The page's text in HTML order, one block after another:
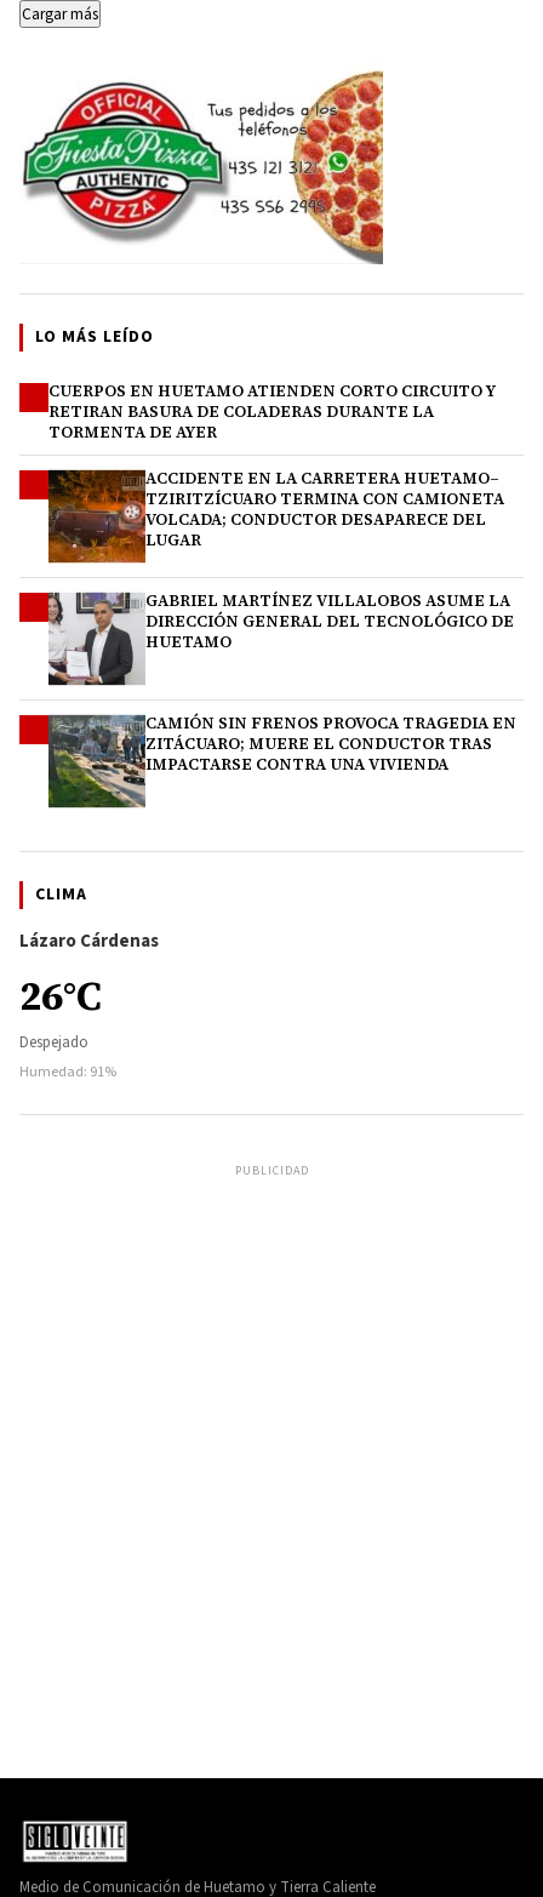
Cargar más
LO MÁS LEÍDO
CUERPOS EN HUETAMO ATIENDEN CORTO CIRCUITO Y
RETIRAN BASURA DE COLADERAS DURANTE LA
TORMENTA DE AYER
ACCIDENTE EN LA CARRETERA HUETAMO–
TZIRITZÍCUARO TERMINA CON CAMIONETA
VOLCADA; CONDUCTOR DESAPARECE DEL
LUGAR
GABRIEL MARTÍNEZ VILLALOBOS ASUME LA
DIRECCIÓN GENERAL DEL TECNOLÓGICO DE
HUETAMO
CAMIÓN SIN FRENOS PROVOCA TRAGEDIA EN
ZITÁCUARO; MUERE EL CONDUCTOR TRAS
IMPACTARSE CONTRA UNA VIVIENDA
CLIMA
Lázaro Cárdenas
26°C
Despejado
Humedad: 91%
PUBLICIDAD
Medio de Comunicación de Huetamo y Tierra Caliente